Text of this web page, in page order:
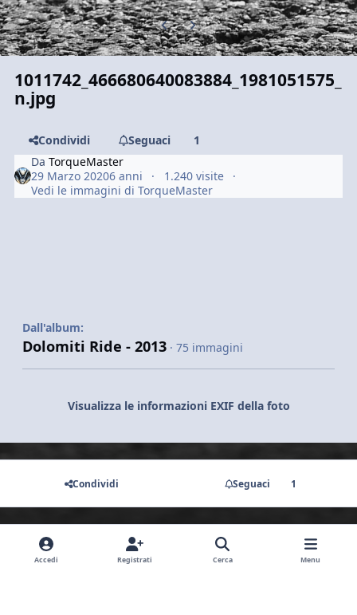
Previous carousel slide
Next carousel slide
1011742_466680640083884_1981051575_
n.jpg
Condividi Seguaci
1
DaTorqueMaster
29 Marzo 20206 anni
1.240 visite
Vedi le immagini di TorqueMaster
Dall'album:
Dolomiti Ride - 2013 · 75 immagini
Visualizza le informazioni EXIF della foto
Condividi Seguaci 1
Non ci sono commenti da visualizzare.
Accedi Registrati Cerca Menu